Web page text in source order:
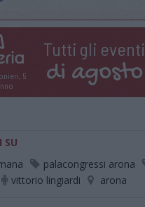
5
Tutti gli eventi
di agosto
SU
palacongressi arona
vittorio lingiardi arona